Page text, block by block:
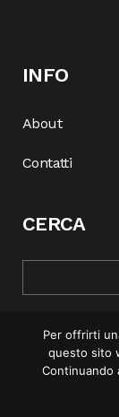
INFO
About
Contatti
CERCA
©
Per offrirti
questo sito
Continuando